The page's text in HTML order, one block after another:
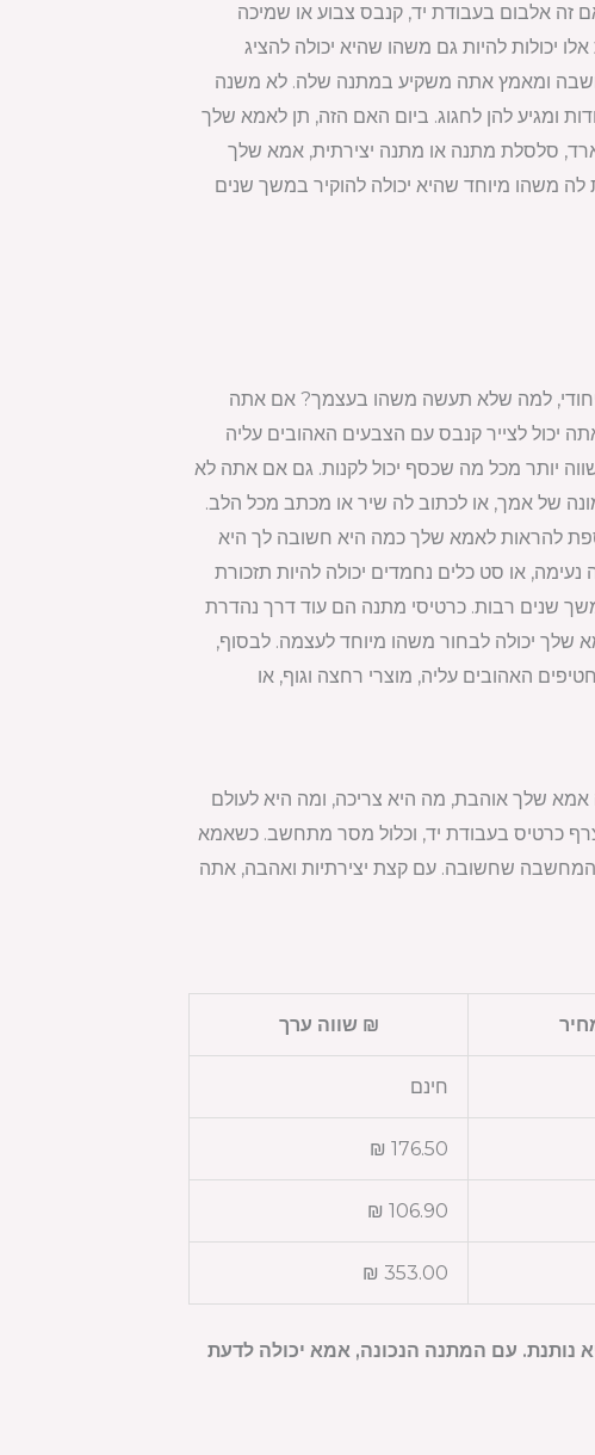
זה אלבום בעבודת יד, קנבס צבוע או שמיכה
יכולות להיות גם משהו שהיא יכולה להציג
ומאמץ אתה משקיע במתנה שלה. לא משנה
ומגיע להן לחגוג. ביום האם הזה, תן לאמא שלך
סלסלת מתנה או מתנה יצירתית, אמא שלך
משהו מיוחד שהיא יכולה להוקיר במשך שנים
למה שלא תעשה משהו בעצמך? אם אתה
יכול לצייר קנבס עם הצבעים האהובים עליה
יותר מכל מה שכסף יכול לקנות. גם אם אתה לא
של אמך, או לכתוב לה שיר או מכתב מכל הלב.
להראות לאמא שלך כמה היא חשובה לך היא
או סט כלים נחמדים יכולה להיות תזכורת
שנים רבות. כרטיסי מתנה הם עוד דרך נהדרת
יכולה לבחור משהו מיוחד לעצמה. לבסוף,
האהובים עליה, מוצרי רחצה וגוף, או
שלך אוהבת, מה היא צריכה, ומה היא לעולם
כרטיס בעבודת יד, וכלול מסר מתחשב. כשאמא
שחשובה. עם קצת יצירתיות ואהבה, אתה
₪ שווה ערך
חינם
176.50 ₪
106.90 ₪
353.00 ₪
עם המתנה הנכונה, אמא יכולה לדעת